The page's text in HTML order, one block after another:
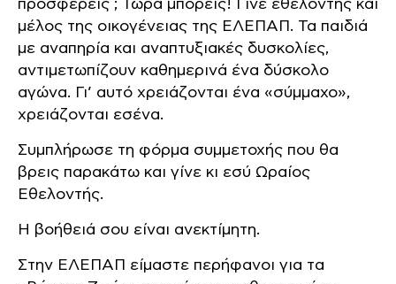
προσφέρεις ; Τώρα μπορείς! Γίνε εθελοντής και
μέλος της οικογένειας της ΕΛΕΠΑΠ. Τα παιδιά
με αναπηρία και αναπτυξιακές δυσκολίες,
αντιμετωπίζουν καθημερινά ένα δύσκολο
αγώνα. Γι’ αυτό χρειάζονται ένα «σύμμαχο»,
χρειάζονται εσένα.
Συμπλήρωσε τη φόρμα συμμετοχής που θα
βρεις παρακάτω και γίνε κι εσύ Ωραίος
Εθελοντής.
Η βοήθειά σου είναι ανεκτίμητη.
Στην ΕΛΕΠΑΠ είμαστε περήφανοι για τα